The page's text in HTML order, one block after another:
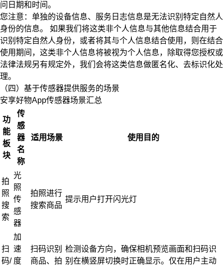
问日期和时间。
您注意：单独的设备信息、服务日志信息是无法识别特定自然人
身份的信息。
如果我们将这类非个人信息与其他信息结合用于
识别特定自然人身份，或者将其与个人信息结合使用，则在结合
使用期间，这类非个人信息将被视为个人信息，除取得您授权或
法律法规另有规定外，我们会将这类信息做匿名化、去标识化处
理。
（四）基于传感器提供服务的场景
安享好物App传感器场景汇总
功
能
板
块
传
感
器
名
称
适用场景 使用目的
拍
照
搜
索
光
照
传
感
器
拍照进行
搜索商品
提示用户打开闪光灯
扫
码/
加
速
度
扫码识别
商品、拍
检测设备方向，确保相机预览画面和扫码识
别在横竖屏切换时正确显示。仅在用户主动